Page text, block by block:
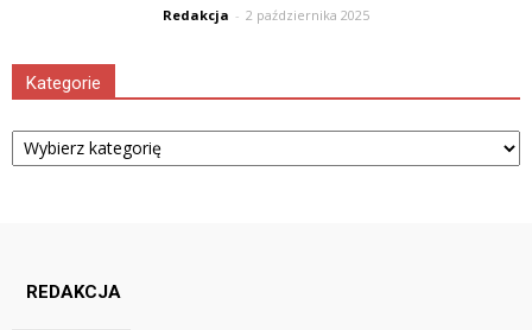
Redakcja - 2 października 2025
Kategorie
Kategorie
REDAKCJA